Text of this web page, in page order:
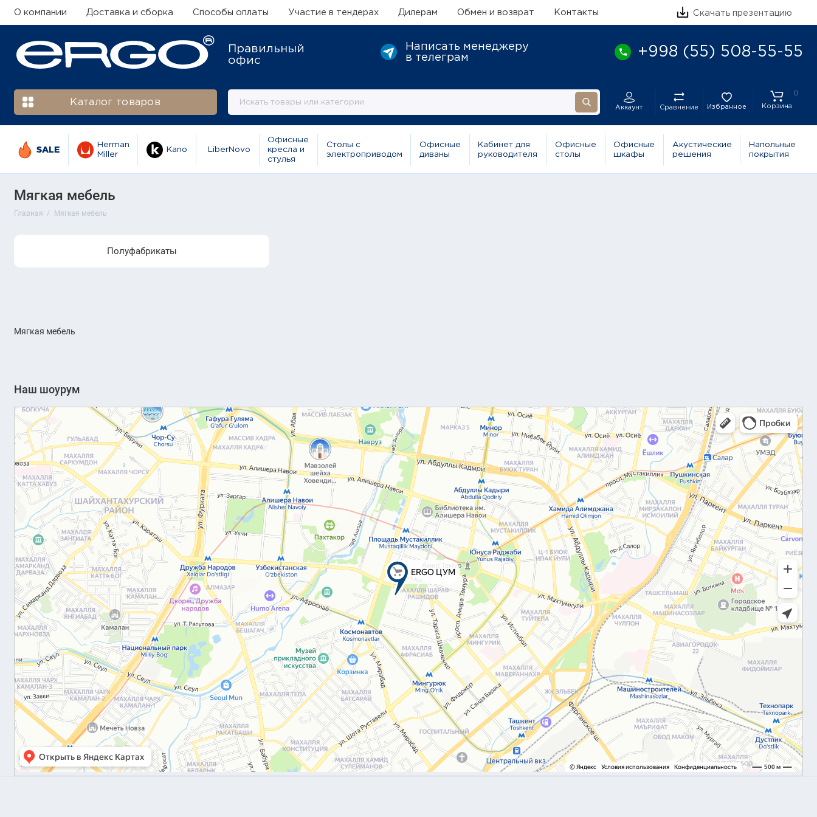
О компании Доставка и сборка Способы оплаты Участие в тендерах Дилерам Обмен и возврат Контакты Скачать презентацию
Правильный
офис
Написать менеджеру
в телеграм
+998 (55) 508-55-55
Каталог товаров
Аккаунт Сравнение Избранное
0
Корзина
SALE
Herman
Miller
Kano LiberNovo
Офисные
кресла и
стулья
Столы с
электроприводом
Офисные
диваны
Кабинет для
руководителя
Офисные
столы
Офисные
шкафы
Акустические
решения
Напольные
покрытия
Мягкая мебель
Главная Мягкая мебель
Полуфабрикаты
Мягкая мебель
Наш шоурум